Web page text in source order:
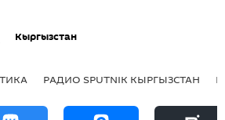
Кыргызстан
РАДИО SPUTNIK КЫРГЫЗСТАН